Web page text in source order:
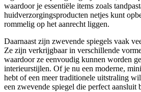
waardoor je essentiële items zoals
huidverzorgingsproducten netjes kunt
rommelig op het aanrecht liggen.
Daarnaast zijn zwevende spiegels vaak
Ze zijn verkrijgbaar in verschillende
waardoor ze eenvoudig kunnen worden
interieurstijlen. Of je nu een moderne,
hebt of een meer traditionele uitstraling
een zwevende spiegel die perfect aansluit